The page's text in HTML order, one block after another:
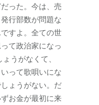
った。今は、売
行部数が問題な
すよ。全ての世
て政治家になっ
うがなくて、
って歌唄いにな
ょうがない。だ
お金が最初に来